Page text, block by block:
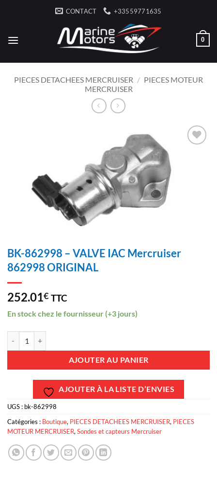
CONTACT +33559771635
0
PIECES DETACHEES MERCRUISER / PIECES MOTEUR
MERCRUISER
AJOUTER
D’ENVIES
BK-862998 – VALVE IAC Mercruiser
862998 ORIGINAL
252.01€ TTC
En stock chez le fournisseur (+3 jours)
AJOUTER AU PANIER
AJOUTER À LA LISTE D’ENVIES
UGS : bk-862998
Catégories : Boutique, PIECES DETACHEES MERCRUISER, PIECES
MOTEUR MERCRUISER, Sondes et capteurs Mercruiser